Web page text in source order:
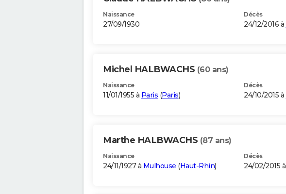
Naissance
27/09/1930
Décès
24/12/2016 à
Michel HALBWACHS (60 ans)
Naissance
11/01/1955 à Paris (Paris)
Décès
24/10/2015 à
Marthe HALBWACHS (87 ans)
Naissance
24/11/1927 à Mulhouse (Haut-Rhin)
Décès
24/02/2015 à